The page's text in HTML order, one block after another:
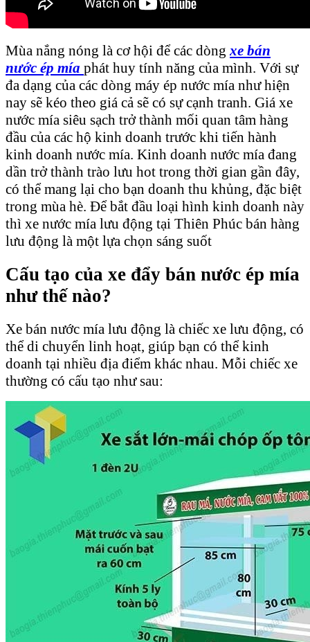
Mùa nắng nóng là cơ hội để các dòngxe bán
nước ép mía phát huy tính năng của mình. Với sự
đa dạng của các dòng máy ép nước mía như hiện
nay sẽ kéo theo giá cả sẽ có sự cạnh tranh. Giá xe
nước mía siêu sạch trở thành mối quan tâm hàng
đầu của các hộ kinh doanh trước khi tiến hành
kinh doanh nước mía. Kinh doanh nước mía đang
dần trở thành trào lưu hot trong thời gian gần đây,
có thể mang lại cho bạn doanh thu khủng, đặc biệt
trong mùa hè. Để bắt đầu loại hình kinh doanh này
thì xe nước mía lưu động tại Thiên Phúc bán hàng
lưu động là một lựa chọn sáng suốt
Cấu tạo của xe đẩy bán nước ép mía
như thế nào?
Xe bán nước mía lưu động là chiếc xe lưu động, có
thể di chuyển linh hoạt, giúp bạn có thể kinh
doanh tại nhiều địa điểm khác nhau. Mỗi chiếc xe
thường có cấu tạo như sau: